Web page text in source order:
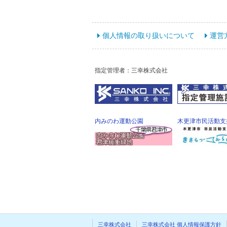
個人情報の取り扱いについて 運営
指定管理者：三幸株式会社